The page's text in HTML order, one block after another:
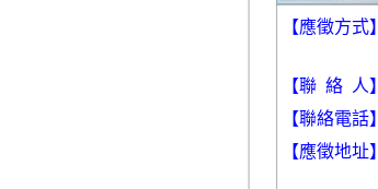
【應徵方式】
【聯 絡 人】
【聯絡電話】
【應徵地址】